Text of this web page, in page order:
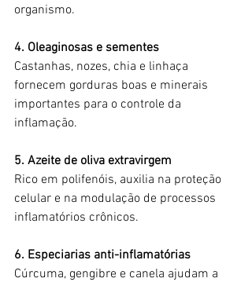
organismo.
4. Oleaginosas e sementes
Castanhas, nozes, chia e linhaça
fornecem gorduras boas e minerais
importantes para o controle da
inflamação.
5. Azeite de oliva extravirgem
Rico em polifenóis, auxilia na proteção
celular e na modulação de processos
inflamatórios crônicos.
6. Especiarias anti-inflamatórias
Cúrcuma, gengibre e canela ajudam a